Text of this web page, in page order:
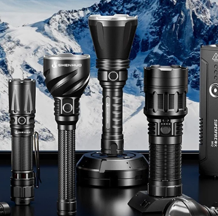
自行车灯
自行车前灯
自行车尾灯
前车灯支架
钓鱼灯 营地灯 十元低价类
搜索 家居